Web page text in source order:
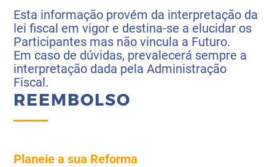
Esta informação provém da interpretação da
lei fiscal em vigor e destina-se a elucidar os
Participantes mas não vincula a Futuro.
Em caso de dúvidas, prevalecerá sempre a
interpretação dada pela Administração
Fiscal.
REEMBOLSO
Planeie a sua Reforma